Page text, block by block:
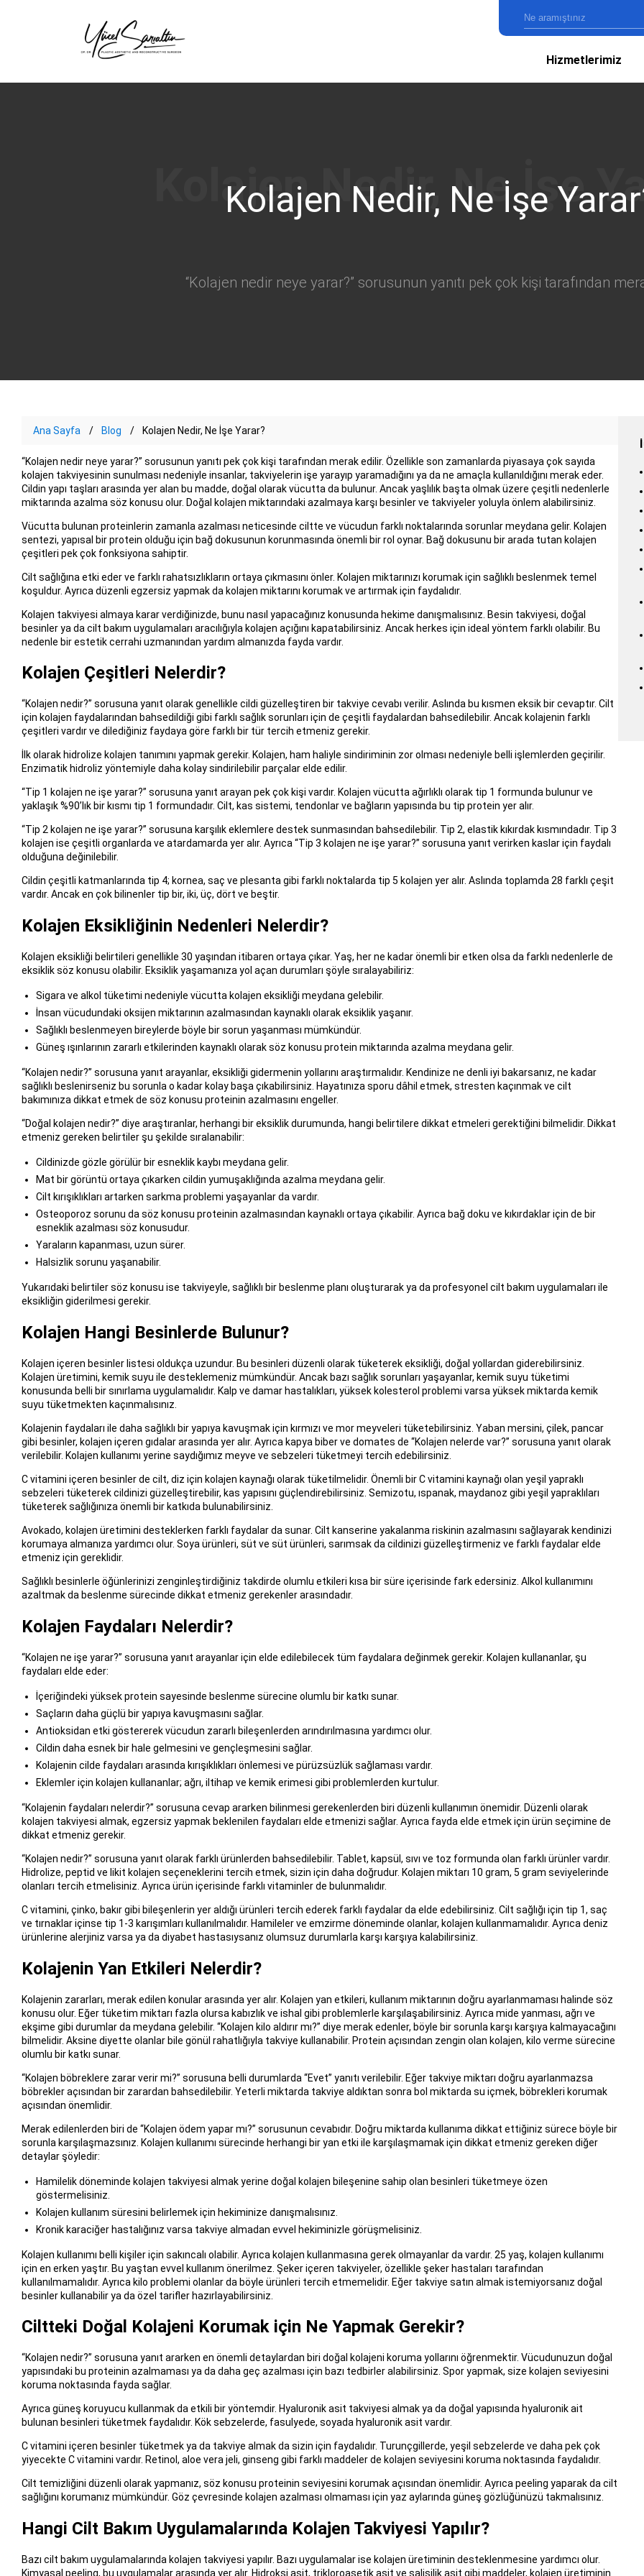
Hizmetlerimiz
Kolajen Nedir, Ne İşe
“Kolajen nedir neye yarar?” sorusunun yanıtı pek çok kişi tarafından
Ana Sayfa Blog Kolajen Nedir, Ne İşe Yarar?
“Kolajen nedir neye yarar?” sorusunun yanıtı pek çok kişi tarafından merak edilir. Özellikle son zamanlarda piyasaya çok sayıda
kolajen takviyesinin sunulması nedeniyle insanlar, takviyelerin işe yarayıp yaramadığını ya da ne amaçla kullanıldığını merak eder.
Cildin yapı taşları arasında yer alan bu madde, doğal olarak vücutta da bulunur. Ancak yaşlılık başta olmak üzere çeşitli nedenlerle
miktarında azalma söz konusu olur. Doğal kolajen miktarındaki azalmaya karşı besinler ve takviyeler yoluyla önlem alabilirsiniz.
Vücutta bulunan proteinlerin zamanla azalması neticesinde ciltte ve vücudun farklı noktalarında sorunlar meydana gelir. Kolajen
sentezi, yapısal bir protein olduğu için bağ dokusunun korunmasında önemli bir rol oynar. Bağ dokusunu bir arada tutan kolajen
çeşitleri pek çok fonksiyona sahiptir.
Cilt sağlığına etki eder ve farklı rahatsızlıkların ortaya çıkmasını önler. Kolajen miktarınızı korumak için sağlıklı beslenmek temel
koşuldur. Ayrıca düzenli egzersiz yapmak da kolajen miktarını korumak ve artırmak için faydalıdır.
Kolajen takviyesi almaya karar verdiğinizde, bunu nasıl yapacağınız konusunda hekime danışmalısınız. Besin takviyesi, doğal
besinler ya da cilt bakım uygulamaları aracılığıyla kolajen açığını kapatabilirsiniz. Ancak herkes için ideal yöntem farklı olabilir. Bu
nedenle bir estetik cerrahi uzmanından yardım almanızda fayda vardır.
Kolajen Çeşitleri Nelerdir?
“Kolajen nedir?” sorusuna yanıt olarak genellikle cildi güzelleştiren bir takviye cevabı verilir. Aslında bu kısmen eksik bir cevaptır. Cilt
için kolajen faydalarından bahsedildiği gibi farklı sağlık sorunları için de çeşitli faydalardan bahsedilebilir. Ancak kolajenin farklı
çeşitleri vardır ve dilediğiniz faydaya göre farklı bir tür tercih etmeniz gerekir.
İlk olarak hidrolize kolajen tanımını yapmak gerekir. Kolajen, ham haliyle sindiriminin zor olması nedeniyle belli işlemlerden geçirilir.
Enzimatik hidroliz yöntemiyle daha kolay sindirilebilir parçalar elde edilir.
“Tip 1 kolajen ne işe yarar?” sorusuna yanıt arayan pek çok kişi vardır. Kolajen vücutta ağırlıklı olarak tip 1 formunda bulunur ve
yaklaşık %90’lık bir kısmı tip 1 formundadır. Cilt, kas sistemi, tendonlar ve bağların yapısında bu tip protein yer alır.
“Tip 2 kolajen ne işe yarar?” sorusuna karşılık eklemlere destek sunmasından bahsedilebilir. Tip 2, elastik kıkırdak kısmındadır. Tip 3
kolajen ise çeşitli organlarda ve atardamarda yer alır. Ayrıca “Tip 3 kolajen ne işe yarar?” sorusuna yanıt verirken kaslar için faydalı
olduğuna değinilebilir.
Cildin çeşitli katmanlarında tip 4; kornea, saç ve plesanta gibi farklı noktalarda tip 5 kolajen yer alır. Aslında toplamda 28 farklı çeşit
vardır. Ancak en çok bilinenler tip bir, iki, üç, dört ve beştir.
Kolajen Eksikliğinin Nedenleri Nelerdir?
Kolajen eksikliği belirtileri genellikle 30 yaşından itibaren ortaya çıkar. Yaş, her ne kadar önemli bir etken olsa da farklı nedenlerle de
eksiklik söz konusu olabilir. Eksiklik yaşamanıza yol açan durumları şöyle sıralayabiliriz:
Sigara ve alkol tüketimi nedeniyle vücutta kolajen eksikliği meydana gelebilir.
İnsan vücudundaki oksijen miktarının azalmasından kaynaklı olarak eksiklik yaşanır.
Sağlıklı beslenmeyen bireylerde böyle bir sorun yaşanması mümkündür.
Güneş ışınlarının zararlı etkilerinden kaynaklı olarak söz konusu protein miktarında azalma meydana gelir.
“Kolajen nedir?” sorusuna yanıt arayanlar, eksikliği gidermenin yollarını araştırmalıdır. Kendinize ne denli iyi bakarsanız, ne kadar
sağlıklı beslenirseniz bu sorunla o kadar kolay başa çıkabilirsiniz. Hayatınıza sporu dâhil etmek, stresten kaçınmak ve cilt
bakımınıza dikkat etmek de söz konusu proteinin azalmasını engeller.
“Doğal kolajen nedir?” diye araştıranlar, herhangi bir eksiklik durumunda, hangi belirtilere dikkat etmeleri gerektiğini bilmelidir. Dikkat
etmeniz gereken belirtiler şu şekilde sıralanabilir:
Cildinizde gözle görülür bir esneklik kaybı meydana gelir.
Mat bir görüntü ortaya çıkarken cildin yumuşaklığında azalma meydana gelir.
Cilt kırışıklıkları artarken sarkma problemi yaşayanlar da vardır.
Osteoporoz sorunu da söz konusu proteinin azalmasından kaynaklı ortaya çıkabilir. Ayrıca bağ doku ve kıkırdaklar için de bir
esneklik azalması söz konusudur.
Yaraların kapanması, uzun sürer.
Halsizlik sorunu yaşanabilir.
Yukarıdaki belirtiler söz konusu ise takviyeyle, sağlıklı bir beslenme planı oluşturarak ya da profesyonel cilt bakım uygulamaları ile
eksikliğin giderilmesi gerekir.
Kolajen Hangi Besinlerde Bulunur?
Kolajen içeren besinler listesi oldukça uzundur. Bu besinleri düzenli olarak tüketerek eksikliği, doğal yollardan giderebilirsiniz.
Kolajen üretimini, kemik suyu ile desteklemeniz mümkündür. Ancak bazı sağlık sorunları yaşayanlar, kemik suyu tüketimi
konusunda belli bir sınırlama uygulamalıdır. Kalp ve damar hastalıkları, yüksek kolesterol problemi varsa yüksek miktarda kemik
suyu tüketmekten kaçınmalısınız.
Kolajenin faydaları ile daha sağlıklı bir yapıya kavuşmak için kırmızı ve mor meyveleri tüketebilirsiniz. Yaban mersini, çilek, pancar
gibi besinler, kolajen içeren gıdalar arasında yer alır. Ayrıca kapya biber ve domates de “Kolajen nelerde var?” sorusuna yanıt olarak
verilebilir. Kolajen kullanımı yerine saydığımız meyve ve sebzeleri tüketmeyi tercih edebilirsiniz.
C vitamini içeren besinler de cilt, diz için kolajen kaynağı olarak tüketilmelidir. Önemli bir C vitamini kaynağı olan yeşil yapraklı
sebzeleri tüketerek cildinizi güzelleştirebilir, kas yapısını güçlendirebilirsiniz. Semizotu, ıspanak, maydanoz gibi yeşil yapraklıları
tüketerek sağlığınıza önemli bir katkıda bulunabilirsiniz.
Avokado, kolajen üretimini desteklerken farklı faydalar da sunar. Cilt kanserine yakalanma riskinin azalmasını sağlayarak kendinizi
korumaya almanıza yardımcı olur. Soya ürünleri, süt ve süt ürünleri, sarımsak da cildinizi güzelleştirmeniz ve farklı faydalar elde
etmeniz için gereklidir.
Sağlıklı besinlerle öğünlerinizi zenginleştirdiğiniz takdirde olumlu etkileri kısa bir süre içerisinde fark edersiniz. Alkol kullanımını
azaltmak da beslenme sürecinde dikkat etmeniz gerekenler arasındadır.
Kolajen Faydaları Nelerdir?
“Kolajen ne işe yarar?” sorusuna yanıt arayanlar için elde edilebilecek tüm faydalara değinmek gerekir. Kolajen kullananlar, şu
faydaları elde eder:
İçeriğindeki yüksek protein sayesinde beslenme sürecine olumlu bir katkı sunar.
Saçların daha güçlü bir yapıya kavuşmasını sağlar.
Antioksidan etki göstererek vücudun zararlı bileşenlerden arındırılmasına yardımcı olur.
Cildin daha esnek bir hale gelmesini ve gençleşmesini sağlar.
Kolajenin cilde faydaları arasında kırışıklıkları önlemesi ve pürüzsüzlük sağlaması vardır.
Eklemler için kolajen kullananlar; ağrı, iltihap ve kemik erimesi gibi problemlerden kurtulur.
“Kolajenin faydaları nelerdir?” sorusuna cevap ararken bilinmesi gerekenlerden biri düzenli kullanımın önemidir. Düzenli olarak
kolajen takviyesi almak, egzersiz yapmak beklenilen faydaları elde etmenizi sağlar. Ayrıca fayda elde etmek için ürün seçimine de
dikkat etmeniz gerekir.
“Kolajen nedir?” sorusuna yanıt olarak farklı ürünlerden bahsedilebilir. Tablet, kapsül, sıvı ve toz formunda olan farklı ürünler vardır.
Hidrolize, peptid ve likit kolajen seçeneklerini tercih etmek, sizin için daha doğrudur. Kolajen miktarı 10 gram, 5 gram seviyelerinde
olanları tercih etmelisiniz. Ayrıca ürün içerisinde farklı vitaminler de bulunmalıdır.
C vitamini, çinko, bakır gibi bileşenlerin yer aldığı ürünleri tercih ederek farklı faydalar da elde edebilirsiniz. Cilt sağlığı için tip 1, saç
ve tırnaklar içinse tip 1-3 karışımları kullanılmalıdır. Hamileler ve emzirme döneminde olanlar, kolajen kullanmamalıdır. Ayrıca deniz
ürünlerine alerjiniz varsa ya da diyabet hastasıysanız olumsuz durumlarla karşı karşıya kalabilirsiniz.
Kolajenin Yan Etkileri Nelerdir?
Kolajenin zararları, merak edilen konular arasında yer alır. Kolajen yan etkileri, kullanım miktarının doğru ayarlanmaması halinde söz
konusu olur. Eğer tüketim miktarı fazla olursa kabızlık ve ishal gibi problemlerle karşılaşabilirsiniz. Ayrıca mide yanması, ağrı ve
ekşime gibi durumlar da meydana gelebilir. “Kolajen kilo aldırır mı?” diye merak edenler, böyle bir sorunla karşı karşıya kalmayacağını
bilmelidir. Aksine diyette olanlar bile gönül rahatlığıyla takviye kullanabilir. Protein açısından zengin olan kolajen, kilo verme sürecine
olumlu bir katkı sunar.
“Kolajen böbreklere zarar verir mi?” sorusuna belli durumlarda “Evet” yanıtı verilebilir. Eğer takviye miktarı doğru ayarlanmazsa
böbrekler açısından bir zarardan bahsedilebilir. Yeterli miktarda takviye aldıktan sonra bol miktarda su içmek, böbrekleri korumak
açısından önemlidir.
Merak edilenlerden biri de “Kolajen ödem yapar mı?” sorusunun cevabıdır. Doğru miktarda kullanıma dikkat ettiğiniz sürece böyle bir
sorunla karşılaşmazsınız. Kolajen kullanımı sürecinde herhangi bir yan etki ile karşılaşmamak için dikkat etmeniz gereken diğer
detaylar şöyledir:
Hamilelik döneminde kolajen takviyesi almak yerine doğal kolajen bileşenine sahip olan besinleri tüketmeye özen
göstermelisiniz.
Kolajen kullanım süresini belirlemek için hekiminize danışmalısınız.
Kronik karaciğer hastalığınız varsa takviye almadan evvel hekiminizle görüşmelisiniz.
Kolajen kullanımı belli kişiler için sakıncalı olabilir. Ayrıca kolajen kullanmasına gerek olmayanlar da vardır. 25 yaş, kolajen kullanımı
için en erken yaştır. Bu yaştan evvel kullanım önerilmez. Şeker içeren takviyeler, özellikle şeker hastaları tarafından
kullanılmamalıdır. Ayrıca kilo problemi olanlar da böyle ürünleri tercih etmemelidir. Eğer takviye satın almak istemiyorsanız doğal
besinler kullanabilir ya da özel tarifler hazırlayabilirsiniz.
Ciltteki Doğal Kolajeni Korumak için Ne Yapmak Gerekir?
“Kolajen nedir?” sorusuna yanıt ararken en önemli detaylardan biri doğal kolajeni koruma yollarını öğrenmektir. Vücudunuzun doğal
yapısındaki bu proteinin azalmaması ya da daha geç azalması için bazı tedbirler alabilirsiniz. Spor yapmak, size kolajen seviyesini
koruma noktasında fayda sağlar.
Ayrıca güneş koruyucu kullanmak da etkili bir yöntemdir. Hyaluronik asit takviyesi almak ya da doğal yapısında hyaluronik ait
bulunan besinleri tüketmek faydalıdır. Kök sebzelerde, fasulyede, soyada hyaluronik asit vardır.
C vitamini içeren besinler tüketmek ya da takviye almak da sizin için faydalıdır. Turunçgillerde, yeşil sebzelerde ve daha pek çok
yiyecekte C vitamini vardır. Retinol, aloe vera jeli, ginseng gibi farklı maddeler de kolajen seviyesini koruma noktasında faydalıdır.
Cilt temizliğini düzenli olarak yapmanız, söz konusu proteinin seviyesini korumak açısından önemlidir. Ayrıca peeling yaparak da cilt
sağlığını korumanız mümkündür. Göz çevresinde kolajen azalması olmaması için yaz aylarında güneş gözlüğünüzü takmalısınız.
Hangi Cilt Bakım Uygulamalarında Kolajen Takviyesi Yapılır?
Bazı cilt bakım uygulamalarında kolajen takviyesi yapılır. Bazı uygulamalar ise kolajen üretiminin desteklenmesine yardımcı olur.
Kimyasal peeling, bu uygulamalar arasında yer alır. Hidroksi asit, trikloroasetik asit ve salisilik asit gibi maddeler, kolajen üretiminin